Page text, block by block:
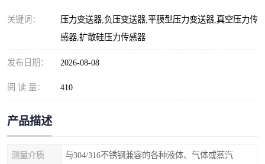
关键词：
压力变送器,负压变送器,平膜型压力变送器,真空压力传
感器,扩散硅压力传感器
发布日期： 2026-08-08
阅 读 量： 410
产品描述
测量介质 与304/316不锈钢兼容的各种液体、气体或蒸汽